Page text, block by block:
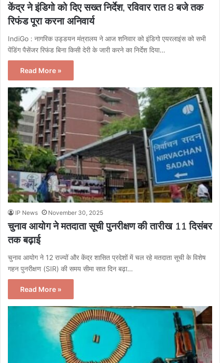
केंद्र ने इंडिगो को दिए सख्त निर्देश, रविवार रात 8 बजे तक
रिफंड पूरा करना अनिवार्य
IndiGo : नागरिक उड्डयन मंत्रालय ने आज शनिवार को इंडिगो एयरलाइंस को सभी
पेंडिंग पैसेंजर रिफंड बिना किसी देरी के जारी करने का निर्देश दिया…
Read More »
IP News November 30, 2025
चुनाव आयोग ने मतदाता सूची पुनरीक्षण की तारीख 11 दिसंबर
तक बढ़ाई
चुनाव आयोग ने 12 राज्यों और केंद्र शासित प्रदेशों में चल रहे मतदाता सूची के विशेष
गहन पुनरीक्षण (SIR) की समय सीमा सात दिन बढ़ा…
Read More »